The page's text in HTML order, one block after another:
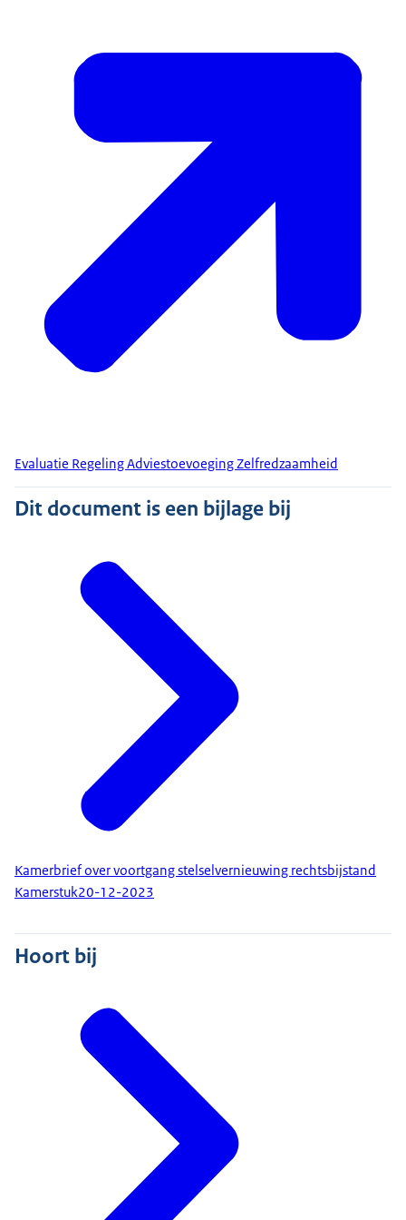
Evaluatie Regeling Adviestoevoeging Zelfredzaamheid
Dit document is een bijlage bij
Kamerbrief over voortgang stelselvernieuwing rechtsbijstand
Kamerstuk20-12-2023
Hoort bij